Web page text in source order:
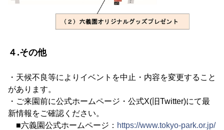
４.その他
・天候不良等によりイベントを中止・内容を変更すること
があります。
・ご来園前に公式ホームページ・公式X(旧Twitter)にて最
新情報をご確認ください。
■六義園公式ホームページ： https://www.tokyo-park.or.jp/